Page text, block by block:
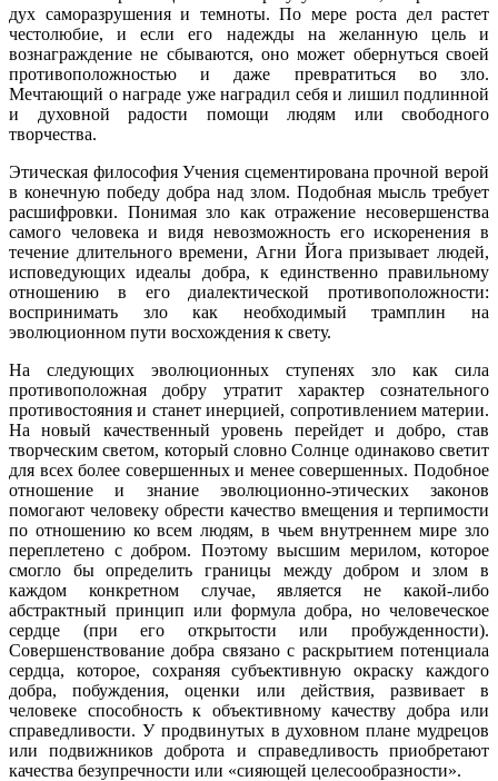
дух саморазрушения и темноты. По мере роста дел растет
честолюбие, и если его надежды на желанную цель и
вознаграждение не сбываются, оно может обернуться своей
противоположностью и даже превратиться во зло.
Мечтающий о награде уже наградил себя и лишил подлинной
и духовной радости помощи людям или свободного
творчества.
Этическая философия Учения сцементирована прочной верой
в конечную победу добра над злом. Подобная мысль требует
расшифровки. Понимая зло как отражение несовершенства
самого человека и видя невозможность его искоренения в
течение длительного времени, Агни Йога призывает людей,
исповедующих идеалы добра, к единственно правильному
отношению в его диалектической противоположности:
воспринимать зло как необходимый трамплин на
эволюционном пути восхождения к свету.
На следующих эволюционных ступенях зло как сила
противоположная добру утратит характер сознательного
противостояния и станет инерцией, сопротивлением материи.
На новый качественный уровень перейдет и добро, став
творческим светом, который словно Солнце одинаково светит
для всех более совершенных и менее совершенных. Подобное
отношение и знание эволюционно-этических законов
помогают человеку обрести качество вмещения и терпимости
по отношению ко всем людям, в чьем внутреннем мире зло
переплетено с добром. Поэтому высшим мерилом, которое
смогло бы определить границы между добром и злом в
каждом конкретном случае, является не какой-либо
абстрактный принцип или формула добра, но человеческое
сердце (при его открытости или пробужденности).
Совершенствование добра связано с раскрытием потенциала
сердца, которое, сохраняя субъективную окраску каждого
добра, побуждения, оценки или действия, развивает в
человеке способность к объективному качеству добра или
справедливости. У продвинутых в духовном плане мудрецов
или подвижников доброта и справедливость приобретают
качества безупречности или «сияющей целесообразности».